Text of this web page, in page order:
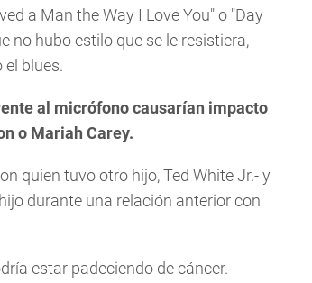
a Man the Way I Love You" o "Day
no hubo estilo que se le resistiera,
el blues.
al micrófono causarían impacto
o Mariah Carey.
quien tuvo otro hijo, Ted White Jr.- y
durante una relación anterior con